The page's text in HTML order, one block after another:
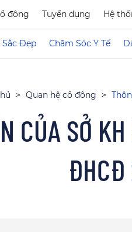
đông Tuyển dụng Hệ
Sắc Đẹp Chăm Sóc Y Tế
> Quan hệ cổ đông >
CỦA SỞ
ĐHCĐ